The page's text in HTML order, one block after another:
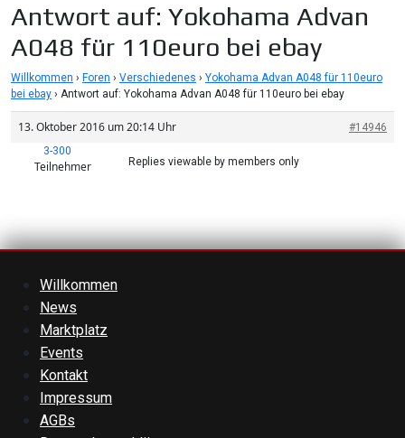
Antwort auf: Yokohama Advan
A048 für 110euro bei ebay
Willkommen › Foren › Verschiedenes › Yokohama Advan A048 für 110euro
bei ebay › Antwort auf: Yokohama Advan A048 für 110euro bei ebay
13. Oktober 2016 um 20:14 Uhr
#14946
3-300
Teilnehmer Replies viewable by members only
Willkommen
News
Marktplatz
Events
Kontakt
Impressum
AGBs